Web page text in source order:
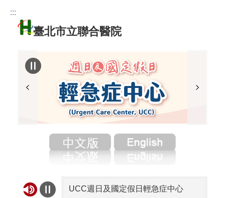
:::
跳到主要內容區塊
臺北市立聯合醫院
UCC週日及國定假日輕急症中心